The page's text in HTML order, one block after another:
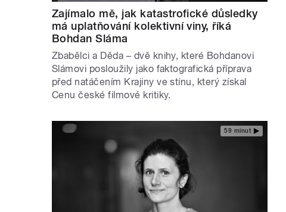
Zajímalo mě, jak katastrofické důsledky
má uplatňování kolektivní viny, říká
Bohdan Sláma
Zbabělci a Děda – dvě knihy, které Bohdanovi
Slámovi posloužily jako faktografická příprava
před natáčením Krajiny ve stínu, který získal
Cenu české filmové kritiky.
59 minut